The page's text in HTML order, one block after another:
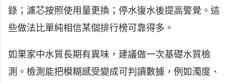
錄；濾芯按照使用量更換；停水復水後提高警覺。這
些做法比單純相信某個排行榜可靠得多。
如果家中水質長期有異味，建議做一次基礎水質檢
測。檢測能把模糊感受變成可判讀數據，例如濁度、